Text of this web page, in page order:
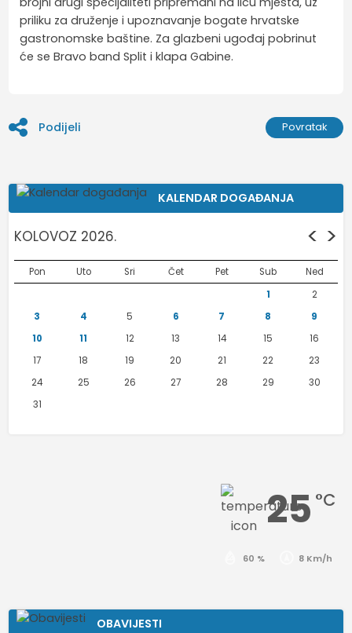
priliku za druženje i upoznavanje bogate hrvatske
gastronomske baštine. Za glazbeni ugođaj pobrinut
će se Bravo band Split i klapa Gabine.
Podijeli Povratak
25 °C
60 % 8 Km/h
KALENDAR DOGAĐANJA
KOLOVOZ 2026. < >
Pon Uto Sri Čet Pet Sub
Ned
1
2
3
4 5 6 7 8
9
10
11 12 13 14 15
16
17
18 19 20 21 22
23
24
25 26 27 28 29
30
31
OBAVIJESTI